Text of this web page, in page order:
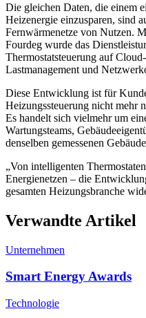
Die gleichen Daten, die einem
Heizenergie einzusparen, sind
Fernwärmenetze von Nutzen.
Fourdeg wurde das
Thermostatsteuerung auf
Lastmanagement und
Diese Entwicklung ist für
Heizungssteuerung nicht mehr
Es handelt sich vielmehr um
Wartungsteams,
denselben gemessenen
„Von intelligenten
Energienetzen – die
gesamten Heizungsbranche
Verwandte Artikel
Unternehmen
Smart Energy Awards
Technologie